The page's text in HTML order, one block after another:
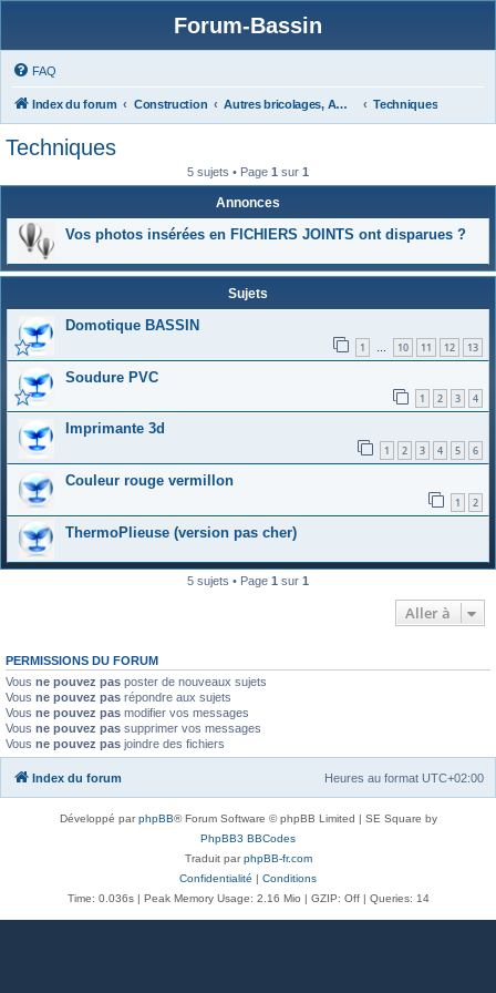
Forum-Bassin
FAQ
Index du forum Construction Autres bricolages, Aménagements Jardins Techniques
Techniques
5 sujets • Page 1 sur 1
Annonces
Vos photos insérées en FICHIERS JOINTS ont disparues ?
Sujets
Domotique BASSIN
1 … 10 11 12 13
Soudure PVC
1 2 3 4
Imprimante 3d
1 2 3 4 5 6
Couleur rouge vermillon
1 2
ThermoPlieuse (version pas cher)
5 sujets • Page 1 sur 1
Aller à
PERMISSIONS DU FORUM
Vous ne pouvez pas poster de nouveaux sujets
Vous ne pouvez pas répondre aux sujets
Vous ne pouvez pas modifier vos messages
Vous ne pouvez pas supprimer vos messages
Vous ne pouvez pas joindre des fichiers
Index du forum Heures au format UTC+02:00
Développé parphpBB® Forum Software © phpBB Limited | SE Square by
PhpBB3 BBCodes
Traduit parphpBB-fr.com
Confidentialité | Conditions
Time: 0.036s| Peak Memory Usage: 2.16 Mio | GZIP: Off | Queries: 14